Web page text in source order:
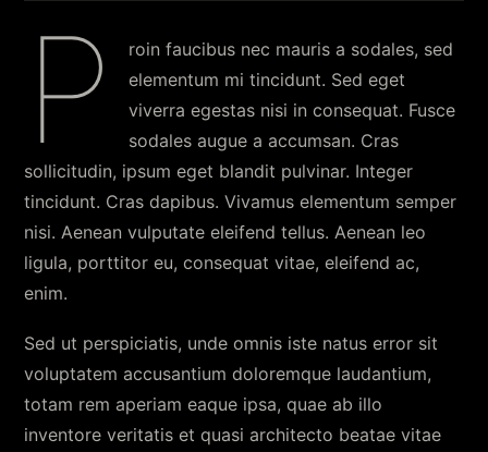
P
roin faucibus nec mauris a sodales, sed
elementum mi tincidunt. Sed eget
viverra egestas nisi in consequat. Fusce
sodales augue a accumsan. Cras
sollicitudin, ipsum eget blandit pulvinar. Integer
tincidunt. Cras dapibus. Vivamus elementum semper
nisi. Aenean vulputate eleifend tellus. Aenean leo
ligula, porttitor eu, consequat vitae, eleifend ac,
enim.
Sed ut perspiciatis, unde omnis iste natus error sit
voluptatem accusantium doloremque laudantium,
totam rem aperiam eaque ipsa, quae ab illo
inventore veritatis et quasi architecto beatae vitae